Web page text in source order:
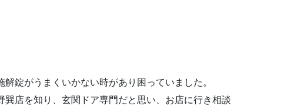
錠がうまくいかない時があり困っていました。
巽店を知り、玄関ドア専門だと思い、お店に行き相談